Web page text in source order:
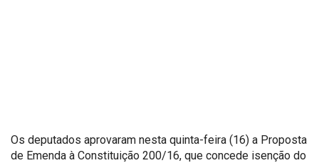
Os deputados aprovaram nesta quinta-feira (16) a Proposta
de Emenda à Constituição 200/16, que concede isenção do